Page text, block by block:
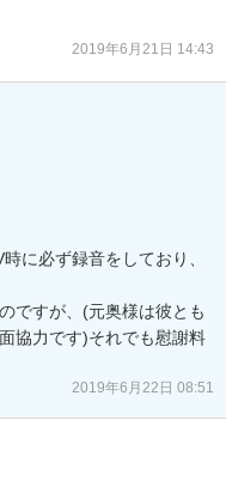
2019年6月21日 14:43
に必ず録音をしており、
ですが、(元奥様は彼とも
協力です)それでも慰謝料
2019年6月22日 08:51